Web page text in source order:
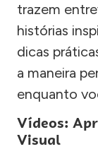
trazem
histórias
dicas
a maneira
enquanto
Vídeos:
Visual